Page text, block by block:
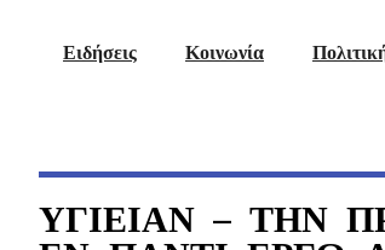
Ειδήσεις Κοινωνία
ΥΓΙΕΙΑΝ – ΤΗΝ